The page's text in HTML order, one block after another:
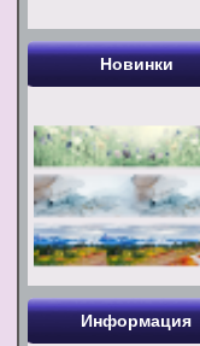
Новинки
Информация